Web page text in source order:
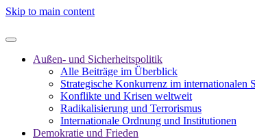
Skip to main content
Außen- und Sicherheitspolitik
Alle Beiträge im Überblick
Strategische Konkurrenz im internationalen
Konflikte und Krisen weltweit
Radikalisierung und Terrorismus
Internationale Ordnung und Institutionen
Demokratie und Frieden